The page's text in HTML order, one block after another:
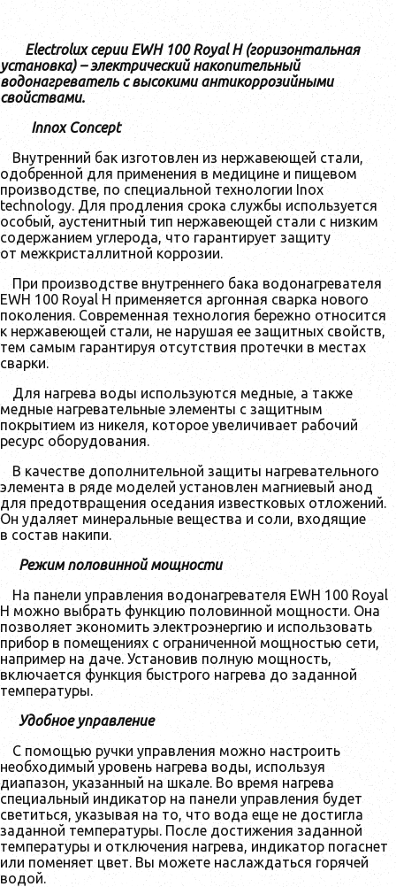
Electrolux серии EWH 100 Royal H (горизонтальная
установка) – электрический накопительный
водонагреватель с высокими антикоррозийными
свойствами.
Innox Concept
Внутренний бак изготовлен из нержавеющей стали,
одобренной для применения в медицине и пищевом
производстве, по специальной технологии Inox
technology. Для продления срока службы используется
особый, аустенитный тип нержавеющей стали с низким
содержанием углерода, что гарантирует защиту
от межкристаллитной коррозии.
При производстве внутреннего бака водонагревателя
EWH 100 Royal H применяется аргонная сварка нового
поколения. Современная технология бережно относится
к нержавеющей стали, не нарушая ее защитных свойств,
тем самым гарантируя отсутствия протечки в местах
сварки.
Для нагрева воды используются медные, а также
медные нагревательные элементы с защитным
покрытием из никеля, которое увеличивает рабочий
ресурс оборудования.
В качестве дополнительной защиты нагревательного
элемента в ряде моделей установлен магниевый анод
для предотвращения оседания известковых отложений.
Он удаляет минеральные вещества и соли, входящие
в состав накипи.
Режим половинной мощности
На панели управления водонагревателя EWH 100 Royal
H можно выбрать функцию половинной мощности. Она
позволяет экономить электроэнергию и использовать
прибор в помещениях с ограниченной мощностью сети,
например на даче. Установив полную мощность,
включается функция быстрого нагрева до заданной
температуры.
Удобное управление
С помощью ручки управления можно настроить
необходимый уровень нагрева воды, используя
диапазон, указанный на шкале. Во время нагрева
специальный индикатор на панели управления будет
светиться, указывая на то, что вода еще не достигла
заданной температуры. После достижения заданной
температуры и отключения нагрева, индикатор погаснет
или поменяет цвет. Вы можете наслаждаться горячей
водой.